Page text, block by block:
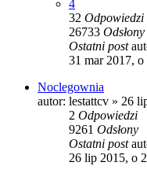
4
32 Odpowiedzi
26733 Odsłony
Ostatni post
31 mar 2017, o
Noclegownia
autor: lestattcv » 26
2 Odpowiedzi
9261 Odsłony
Ostatni post
26 lip 2015, o